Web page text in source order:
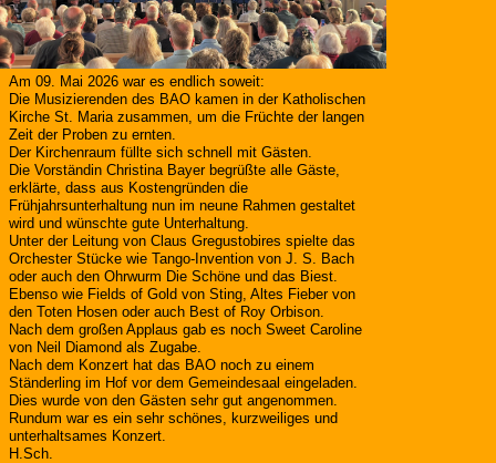
Am 09. Mai 2026 war es endlich soweit:
Die Musizierenden des BAO kamen in der Katholischen
Kirche St. Maria zusammen, um die Früchte der langen
Zeit der Proben zu ernten.
Der Kirchenraum füllte sich schnell mit Gästen.
Die Vorständin Christina Bayer begrüßte alle Gäste,
erklärte, dass aus Kostengründen die
Frühjahrsunterhaltung nun im neune Rahmen gestaltet
wird und wünschte gute Unterhaltung.
Unter der Leitung von Claus Gregustobires spielte das
Orchester Stücke wie Tango-Invention von J. S. Bach
oder auch den Ohrwurm Die Schöne und das Biest.
Ebenso wie Fields of Gold von Sting, Altes Fieber von
den Toten Hosen oder auch Best of Roy Orbison.
Nach dem großen Applaus gab es noch Sweet Caroline
von Neil Diamond als Zugabe.
Nach dem Konzert hat das BAO noch zu einem
Ständerling im Hof vor dem Gemeindesaal eingeladen.
Dies wurde von den Gästen sehr gut angenommen.
Rundum war es ein sehr schönes, kurzweiliges und
unterhaltsames Konzert.
H.Sch.